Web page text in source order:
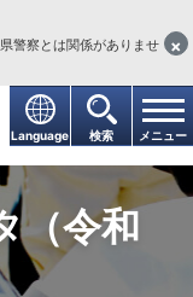
Language 検索 メニュー
警察とは関係がありませ
×
（令和